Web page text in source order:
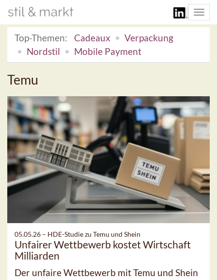
Top-Themen:
Cadeaux
Verpackung
Nordstil
Mobile Payment
Temu
05.05.26 – HDE-Studie zu Temu und Shein
Unfairer Wettbewerb kostet Wirtschaft
Milliarden
Der unfaire Wettbewerb mit Temu und Shein